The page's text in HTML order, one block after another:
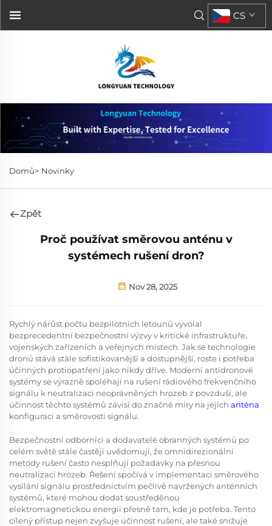
CS
Domů> Novinky
Zpět
Proč používat směrovou anténu v
systémech rušení dron?
Nov 28, 2025
Rychlý nárůst počtu bezpilotních letounů vyvolal
bezprecedentní bezpečnostní výzvy v kritické infrastruktuře,
vojenských zařízeních a veřejných místech. Jak se technologie
dronů stává stále sofistikovanější a dostupnější, roste i potřeba
účinných protiopatření jako nikdy dříve. Moderní antidronové
systémy se výrazně spoléhají na rušení rádiového frekvenčního
signálu k neutralizaci neoprávněných hrozeb z povzduší, ale
účinnost těchto systémů závisí do značné míry na jejich anténa
konfiguraci a směrovosti signálu.
Bezpečnostní odborníci a dodavatelé obranných systémů po
celém světě stále častěji uvědomují, že omnidirezionální
metody rušení často nesplňují požadavky na přesnou
neutralizaci hrozeb. Řešení spočívá v implementaci směrového
vysílání signálu prostřednictvím pečlivě navržených anténních
systémů, které mohou dodat soustředěnou
elektromagnetickou energii přesně tam, kde je potřeba. Tento
cílený přístup nejen zvyšuje účinnost rušení, ale také snižuje